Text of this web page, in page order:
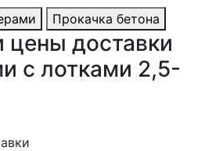
Прокачка бетона
цены доставки
с лотками 2,5-